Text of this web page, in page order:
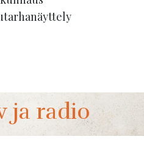
ja radio